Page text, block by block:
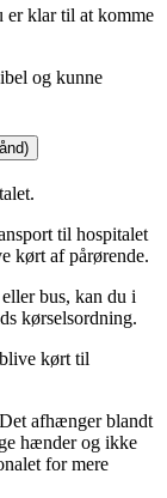
er klar til at komme
og kunne
til hospitalet
kørt af pårørende.
bus, kan du i
kørselsordning.
kørt til
afhænger blandt
hænder og ikke
for mere